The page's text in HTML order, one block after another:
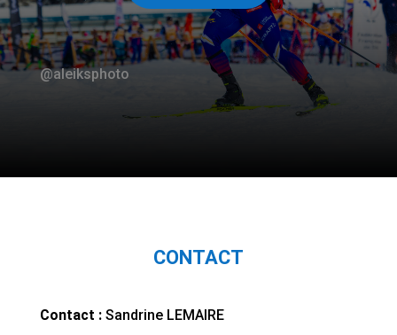
@aleiksphoto
CONTACT
Contact : Sandrine LEMAIRE